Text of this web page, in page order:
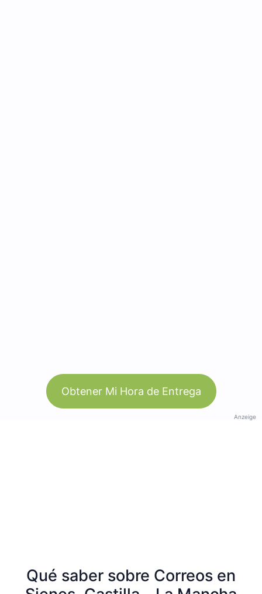
Obtener Mi Hora de Entrega
Anzeige
Qué saber sobre Correos en